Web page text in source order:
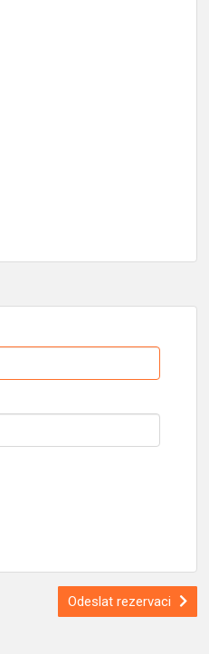
Odeslat rezervaci